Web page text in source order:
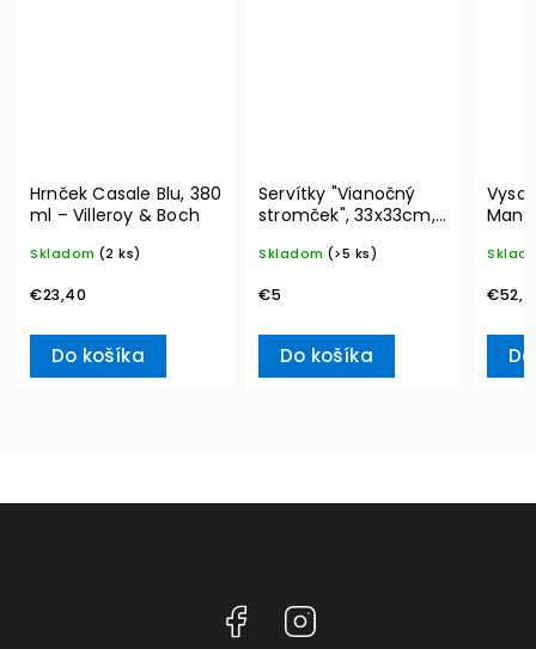
Hrnček Casale Blu, 380
ml – Villeroy & Boch
Skladom (2 ks)
€23,40
Do košíka
Servítky "Vianočný
stromček", 33x33cm,
L– Villeroy & Boch
Skladom (>5 ks)
€5
Do košíka
&
Facebook